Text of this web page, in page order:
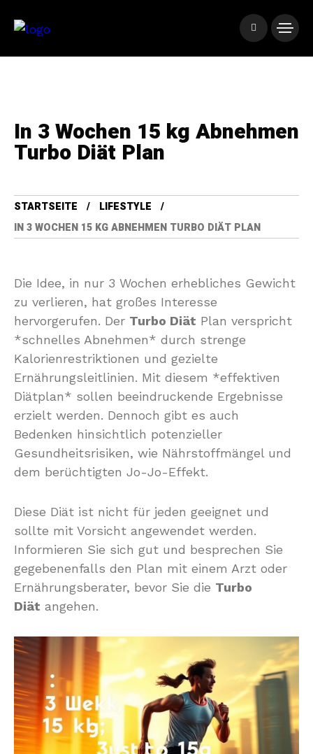
In 3 Wochen 15 kg Abnehmen
Turbo Diät Plan
STARTSEITE
LIFESTYLE
IN 3 WOCHEN 15 KG ABNEHMEN TURBO DIÄT PLAN
Die Idee, in nur 3 Wochen erhebliches Gewicht
zu verlieren, hat großes Interesse
hervorgerufen. Der Turbo Diät Plan verspricht
*schnelles Abnehmen* durch strenge
Kalorienrestriktionen und gezielte
Ernährungsleitlinien. Mit diesem *effektiven
Diätplan* sollen beeindruckende Ergebnisse
erzielt werden. Dennoch gibt es auch
Bedenken hinsichtlich potenzieller
Gesundheitsrisiken, wie Nährstoffmängel und
dem berüchtigten Jo-Jo-Effekt.
Diese Diät ist nicht für jeden geeignet und
sollte mit Vorsicht angewendet werden.
Informieren Sie sich gut und besprechen Sie
gegebenenfalls den Plan mit einem Arzt oder
Ernährungsberater, bevor Sie die Turbo
Diät angehen.